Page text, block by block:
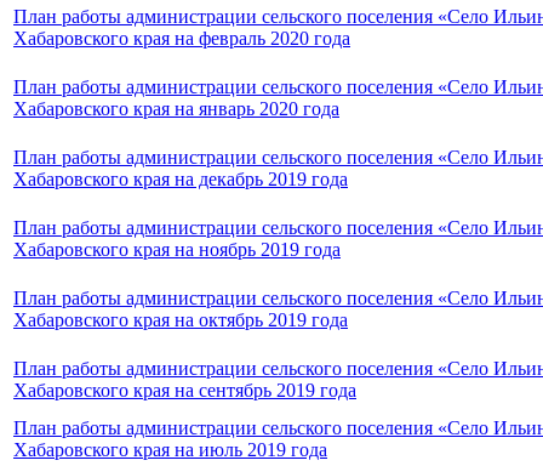
План работы администрации сельского поселения «Село
Хабаровского края на февраль 2020 года
План работы администрации сельского поселения «Село
Хабаровского края на январь 2020 года
План работы администрации сельского поселения «Село
Хабаровского края на декабрь 2019 года
План работы администрации сельского поселения «Село
Хабаровского края на ноябрь 2019 года
План работы администрации сельского поселения «Село
Хабаровского края на октябрь 2019 года
План работы администрации сельского поселения «Село
Хабаровского края на сентябрь 2019 года
План работы администрации сельского поселения «Село
Хабаровского края на июль 2019 года